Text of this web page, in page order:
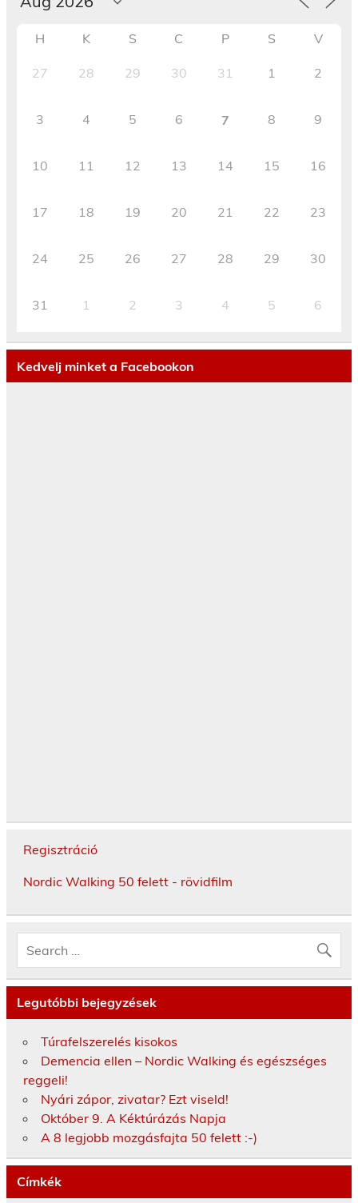
H K S C P S V
27 28 29 30 31 1 2
3 4 5 6 7 8 9
10 11 12 13 14 15 16
17 18 19 20 21 22 23
24 25 26 27 28 29 30
31 1 2 3 4 5 6
Kedvelj minket a Facebookon
Regisztráció
Nordic Walking 50 felett - rövidfilm
Legutóbbi bejegyzések
Túrafelszerelés kisokos
Demencia ellen – Nordic Walking és egészséges
reggeli!
Nyári zápor, zivatar? Ezt viseld!
Október 9. A Kéktúrázás Napja
A 8 legjobb mozgásfajta 50 felett :-)
Címkék